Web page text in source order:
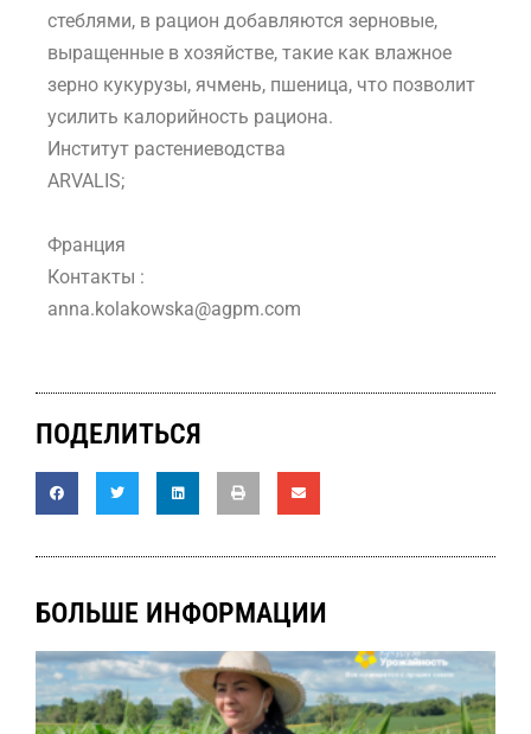
стеблями, в рацион добавляются зерновые,
выращенные в хозяйстве, такие как влажное
зерно кукурузы, ячмень, пшеница, что позволит
усилить калорийность рациона.
Институт растениеводства
ARVALIS;
Франция
Контакты :
anna.kolakowska@agpm.com
ПОДЕЛИТЬСЯ
БОЛЬШЕ ИНФОРМАЦИИ